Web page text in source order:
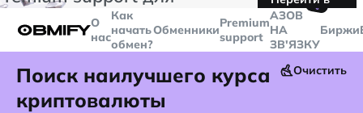
больше
$5000
Telegram
О
нас
Как
начать
обмен?
ОбменникиPremium
support
🤙
AЗОВ
НА
ЗВ'ЯЗКУ
Биржи
Поиск наилучшего курса
криптовалюты
Очистить